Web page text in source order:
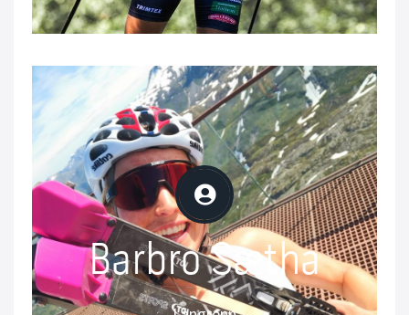
Barbro Sætha
Barbro Sætha